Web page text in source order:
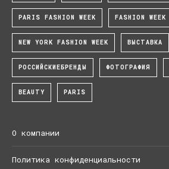
PARIS FASHION WEEK FASHION WEEK
NEW YORK FASHION WEEK ВЫСТАВКА
РОССИЙСКИЕБРЕНДЫ ФОТОГРАФИЯ
BEAUTY PARIS
О компании
Политика конфиденциальности